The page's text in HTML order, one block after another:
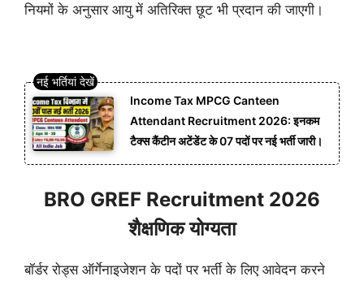
नियमों के अनुसार आयु में अतिरिक्त छूट भी प्रदान की जाएगी।
Income Tax MPCG Canteen
Attendant Recruitment 2026: इनकम
टैक्स कैंटीन अटेंडेंट के 07 पदों पर नई भर्ती जारी।
BRO GREF Recruitment 2026
शैक्षणिक योग्यता
बॉर्डर रोड्स ऑर्गेनाइजेशन के पदों पर भर्ती के लिए आवेदन करने